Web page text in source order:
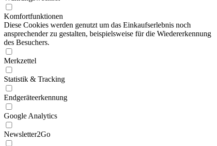
Komfortfunktionen
Diese Cookies werden genutzt um das Einkaufserlebnis noch
ansprechender zu gestalten, beispielsweise für die Wiedererkennung
des Besuchers.
Merkzettel
Statistik & Tracking
Endgeräteerkennung
Google Analytics
Newsletter2Go